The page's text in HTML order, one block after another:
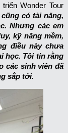
Wonder Tour
có tài năng,
Nhưng các em
kỹ năng mềm,
điều này chưa
học. Tôi tin rằng
các sinh viên đã
sắp tới.